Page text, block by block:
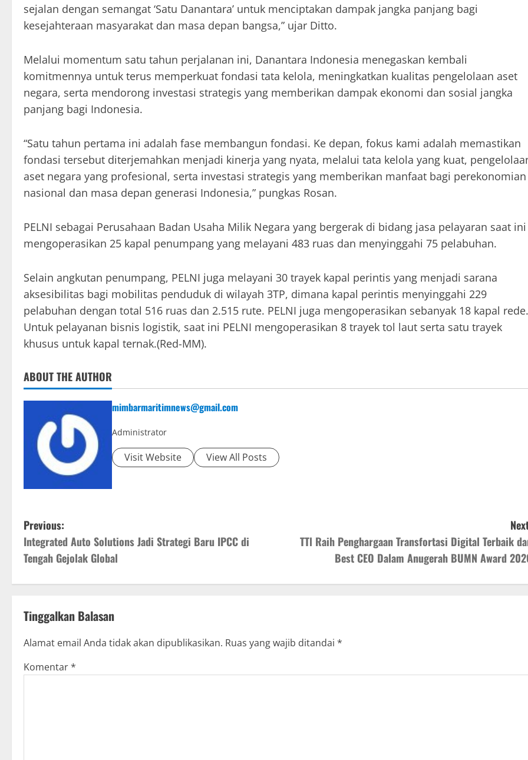
sejalan dengan semangat ‘Satu Danantara’ untuk menciptakan dampak jangka panjang bagi
kesejahteraan masyarakat dan masa depan bangsa,” ujar Ditto.
Melalui momentum satu tahun perjalanan ini, Danantara Indonesia menegaskan kembali
komitmennya untuk terus memperkuat fondasi tata kelola, meningkatkan kualitas pengelolaan aset
negara, serta mendorong investasi strategis yang memberikan dampak ekonomi dan sosial jangka
panjang bagi Indonesia.
“Satu tahun pertama ini adalah fase membangun fondasi. Ke depan, fokus kami adalah memastikan
fondasi tersebut diterjemahkan menjadi kinerja yang nyata, melalui tata kelola yang kuat,
aset negara yang profesional, serta investasi strategis yang memberikan manfaat bagi perekonomian
nasional dan masa depan generasi Indonesia,” pungkas Rosan.
PELNI sebagai Perusahaan Badan Usaha Milik Negara yang bergerak di bidang jasa pelayaran saat ini
mengoperasikan 25 kapal penumpang yang melayani 483 ruas dan menyinggahi 75 pelabuhan.
Selain angkutan penumpang, PELNI juga melayani 30 trayek kapal perintis yang menjadi sarana
aksesibilitas bagi mobilitas penduduk di wilayah 3TP, dimana kapal perintis menyinggahi 229
pelabuhan dengan total 516 ruas dan 2.515 rute. PELNI juga mengoperasikan sebanyak 18 kapal rede.
Untuk pelayanan bisnis logistik, saat ini PELNI mengoperasikan 8 trayek tol laut serta satu trayek
khusus untuk kapal ternak.(Red-MM).
ABOUT THE AUTHOR
mimbarmaritimnews@gmail.com
Administrator
Visit Website View All Posts
P
o
s
t
n
a
v
i
Previous:
Integrated Auto Solutions Jadi Strategi Baru IPCC di
Tengah Gejolak Global
TTl Raih Penghargaan Transfortasi Digital Terbaik
Best CEO Dalam Anugerah BUMN Award
Tinggalkan Balasan
Alamat email Anda tidak akan dipublikasikan. Ruas yang wajib ditandai *
Komentar*